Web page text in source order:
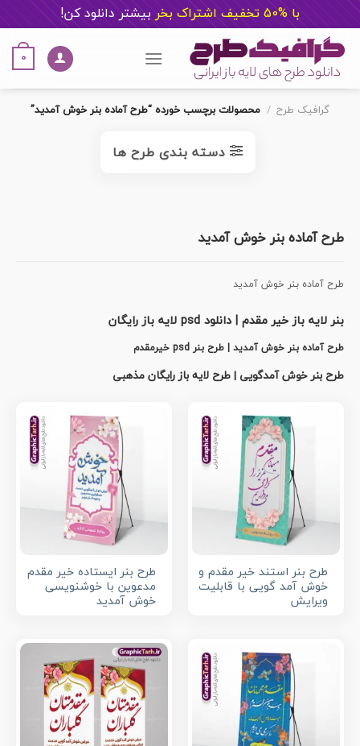
با %50 تخفیف اشتراک بخر بیشتر دانلود کن!
content
0
گرافیک طرح / محصولات برچسب خورده “طرح آماده بنر خوش آمدید”
دسته بندی طرح ها
طرح آماده بنر خوش آمدید
طرح آماده بنر خوش آمدید
بنر لایه باز خیر مقدم | دانلود psd لایه باز رایگان
طرح آماده بنر خوش آمدید | طرح بنر psd خیرمقدم
طرح بنر خوش آمدگویی | طرح لایه باز رایگان مذهبی
طرح بنر استند خیر مقدم و
خوش آمد گویی با قابلیت
ویرایش
طرح بنر ایستاده خیر مقدم
مدعوین با خوشنویسی
خوش آمدید